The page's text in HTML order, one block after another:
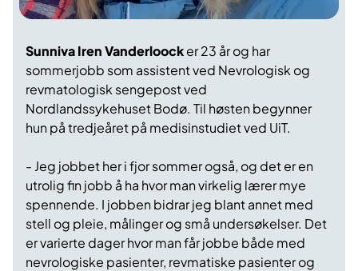
Sunniva Iren Vanderloocker 23 år og har
sommerjobb som assistent ved Nevrologisk og
revmatologisk sengepost ved
Nordlandssykehuset Bodø. Til høsten begynner
hun på tredjeåret på medisinstudiet ved UiT.
- Jeg jobbet her i fjor sommer også, og det er en
utrolig fin jobb å ha hvor man virkelig lærer mye
spennende. I jobben bidrar jeg blant annet med
stell og pleie, målinger og små undersøkelser. Det
er varierte dager hvor man får jobbe både med
nevrologiske pasienter, revmatiske pasienter og